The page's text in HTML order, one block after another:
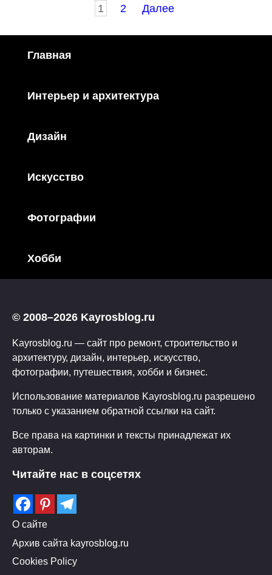
1 2 Далее
Главная
Интерьер и архитектура
Дизайн
Искусство
Фотографии
Хобби
© 2008–2026 Kayrosblog.ru
Kayrosblog.ru — сайт про ремонт, строительство и
архитектуру, дизайн, интерьер, искусство,
фотографии, путешествия, хобби и бизнес.
Использование материалов Kayrosblog.ru разрешено
только с указанием обратной ссылки на сайт.
Все права на картинки и тексты принадлежат их
авторам.
Читайте нас в соцсетях
О сайте
Архив сайта kayrosblog.ru
Cookies Policy